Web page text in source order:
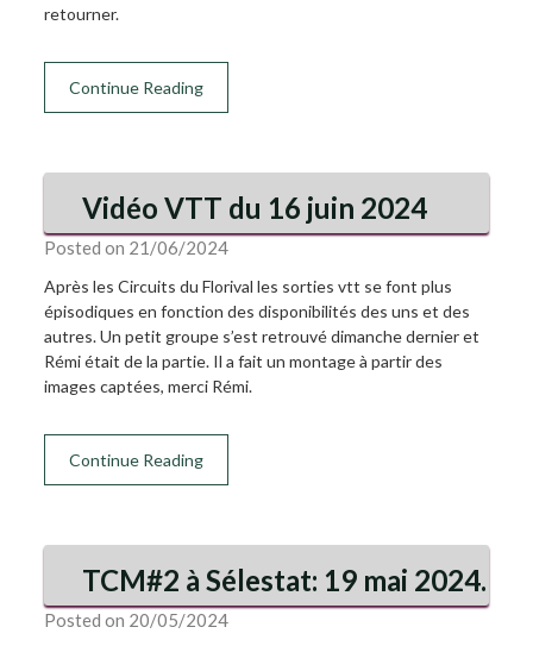
retourner.
Continue Reading
Vidéo VTT du 16 juin 2024
Posted on 21/06/2024
Après les Circuits du Florival les sorties vtt se font plus
épisodiques en fonction des disponibilités des uns et des
autres. Un petit groupe s’est retrouvé dimanche dernier et
Rémi était de la partie. Il a fait un montage à partir des
images captées, merci Rémi.
Continue Reading
TCM#2 à Sélestat: 19 mai 2024.
Posted on 20/05/2024